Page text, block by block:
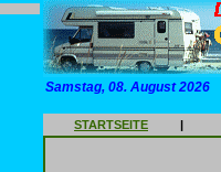
Samstag, 08. August 2026
STARTSEITE |